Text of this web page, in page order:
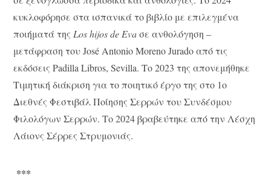
κυκλοφόρησε στα ισπανικά το βιβλίο με επιλεγμένα
ποιήματά της Los hijos de Evaσε ανθολόγηση –
μετάφραση του José Antonio Moreno Jurado από τις
εκδόσεις Padilla Libros, Sevilla. Το 2023 της απονεμήθηκε
Τιμητική διάκριση για το ποιητικό έργο της στο 1ο
Διεθνές Φεστιβάλ Ποίησης Σερρών του Συνδέσμου
Φιλολόγων Σερρών. Το 2024 βραβεύτηκε από την Λέσχη
Λάιονς Σέρρες Στρυμονιάς.
***